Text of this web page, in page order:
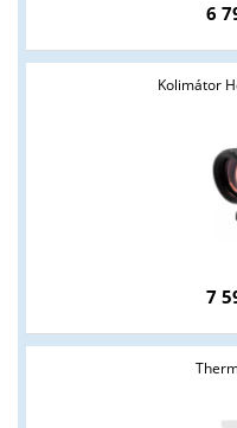
6
Kolimátor
7